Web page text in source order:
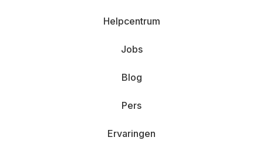
Helpcentrum
Jobs
Blog
Pers
Ervaringen